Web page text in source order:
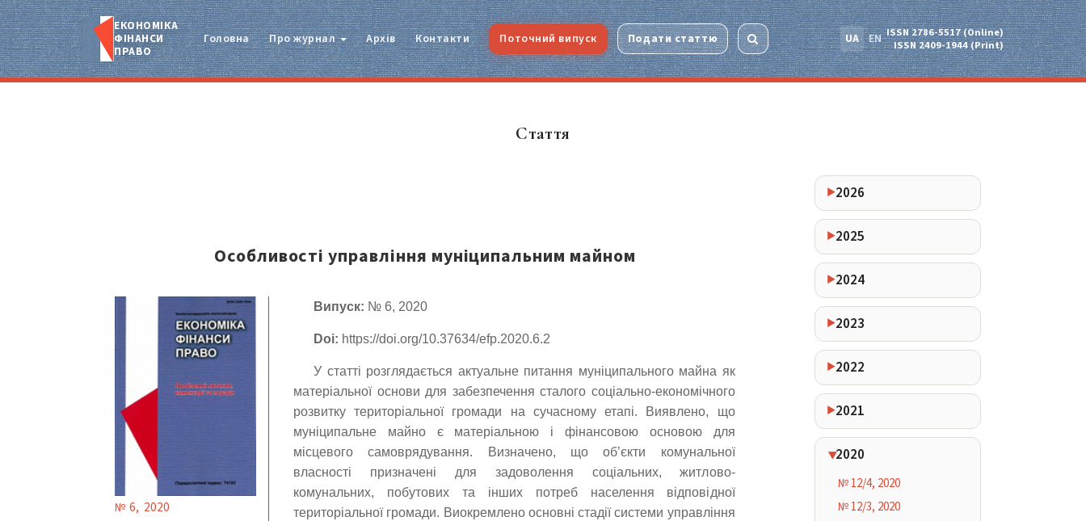
ЕКОНОМІКА
ФІНАНСИ
ПРАВО
Головна Про журнал Архів Контакти Поточний випуск Подати статтю UA EN ISSN 2786-5517 (Online)
ISSN 2409-1944 (Print)
Стаття
Особливості управління муніципальним майном
№ 6, 2020
Випуск: № 6, 2020
Doi: https://doi.org/10.37634/efp.2020.6.2
У статті розглядається актуальне питання муніципального майна як
матеріальної основи для забезпечення сталого соціально-економічного
розвитку територіальної громади на сучасному етапі. Виявлено, що
муніципальне майно є матеріальною і фінансовою основою для
місцевого самоврядування. Визначено, що об’єкти комунальної
власності призначені для задоволення соціальних, житлово-
комунальних, побутових та інших потреб населення відповідної
територіальної громади. Виокремлено основні стадії системи управління
2026
2025
2024
2023
2022
2021
2020
№ 12/4, 2020
№ 12/3, 2020